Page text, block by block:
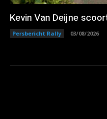
Kevin Van Deijne
Persbericht Rally 03/08/2026